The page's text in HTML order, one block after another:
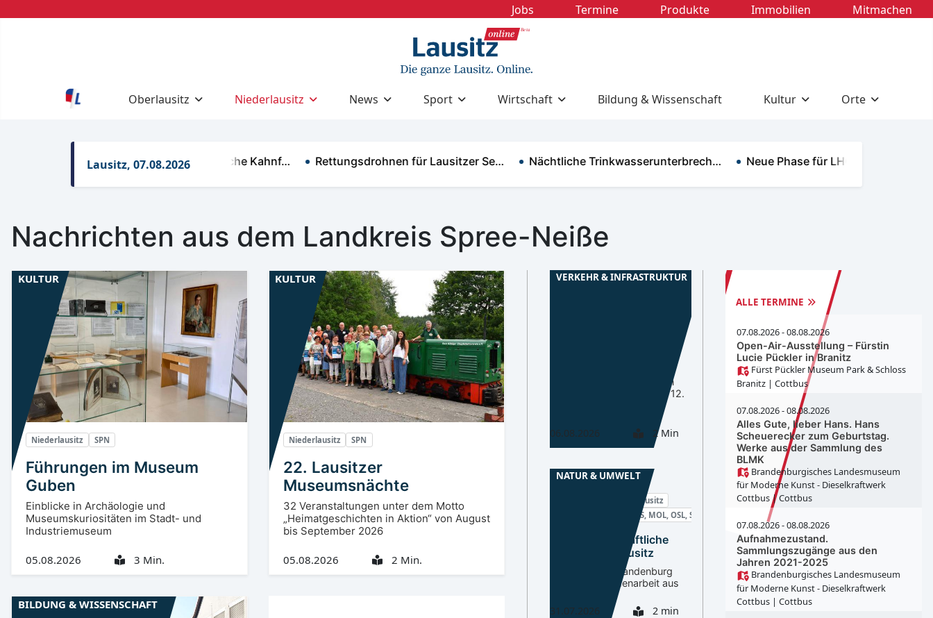
Jobs Termine Produkte Immobilien Mitmachen
Oberlausitz Niederlausitz News Sport Wirtschaft Bildung & Wissenschaft Kultur Orte
Lausitz, 07.08.2026
Regelungen für gewerbliche Kahnf… Rettungsdrohnen für Lausitzer Se… Nächtliche Trinkwasserunterbrech… Neue Phase für LHC-Dauerkarten …
Nachrichten aus dem Landkreis Spree-Neiße
Niederlausitz SPN
Führungen im Museum
Guben
Einblicke in Archäologie und
Museumskuriositäten im Stadt- und
Industriemuseum
05.08.2026 3 Min.
KULTUR
Niederlausitz SPN
22. Lausitzer
Museumsnächte
32 Veranstaltungen unter dem Motto
„Heimatgeschichten in Aktion“ von August
bis September 2026
05.08.2026 2 Min.
KULTUR
BILDUNG & WISSENSCHAFT
VERKEHR & INFRASTRUKTUR
Busverkehr durch Arbeiten
der Deutschen Bahn vom 12.
06.08.2026 2 Min
NATUR & UMWELT
Oberlausitz
BZ, CB, EE, GR, LDS, LOS, MOL, OSL, SPN
Wasserwirtschaftliche
Zukunft der Lausitz
Sachsen und Brandenburg
bauen Zusammenarbeit aus
31.07.2026 2 min
TERMINE SPN
ALLE TERMINE
07.08.2026 - 08.08.2026
Open-Air-Ausstellung – Fürstin
Lucie Pückler in Branitz
Fürst Pückler Museum Park & Schloss
Branitz | Cottbus
07.08.2026 - 08.08.2026
Alles Gute, lieber Hans. Hans
Scheuerecker zum Geburtstag.
Werke aus der Sammlung des
BLMK
Brandenburgisches Landesmuseum
für Moderne Kunst - Dieselkraftwerk
Cottbus| Cottbus
07.08.2026 - 08.08.2026
Aufnahmezustand.
Sammlungszugänge aus den
Jahren 2021-2025
Brandenburgisches Landesmuseum
für Moderne Kunst - Dieselkraftwerk
Cottbus | Cottbus